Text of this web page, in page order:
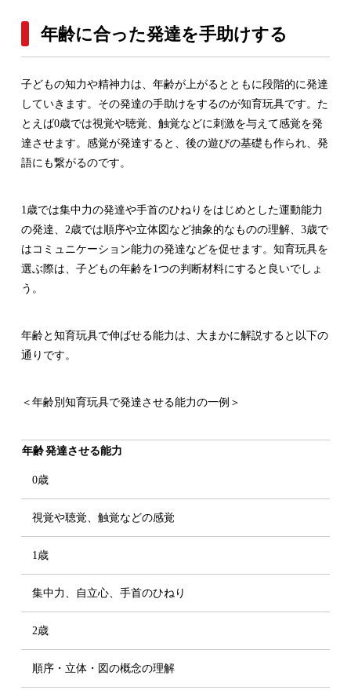
年齢に合った発達を手助けする
子どもの知力や精神力は、年齢が上がるとともに段階的に発達
していきます。その発達の手助けをするのが知育玩具です。た
とえば0歳では視覚や聴覚、触覚などに刺激を与えて感覚を発
達させます。感覚が発達すると、後の遊びの基礎も作られ、発
語にも繋がるのです。
1歳では集中力の発達や手首のひねりをはじめとした運動能力
の発達、2歳では順序や立体図など抽象的なものの理解、3歳で
はコミュニケーション能力の発達などを促せます。知育玩具を
選ぶ際は、子どもの年齢を1つの判断材料にすると良いでしょ
う。
年齢と知育玩具で伸ばせる能力は、大まかに解説すると以下の
通りです。
＜年齢別知育玩具で発達させる能力の一例＞
年齢発達させる能力
0歳
視覚や聴覚、触覚などの感覚
1歳
集中力、自立心、手首のひねり
2歳
順序・立体・図の概念の理解